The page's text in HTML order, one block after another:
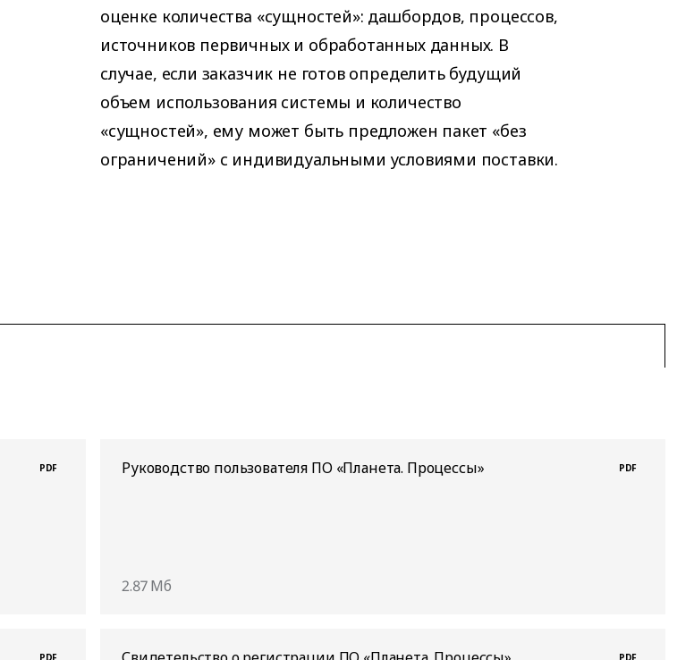
оценке количества «сущностей»: дашбордов, процессов,
источников первичных и обработанных данных. В
случае, если заказчик не готов определить будущий
объем использования системы и количество
«сущностей», ему может быть предложен пакет «без
ограничений» с индивидуальными условиями поставки.
PDF Руководство пользователя ПО «Планета. Процессы»
2.87 Мб
PDF